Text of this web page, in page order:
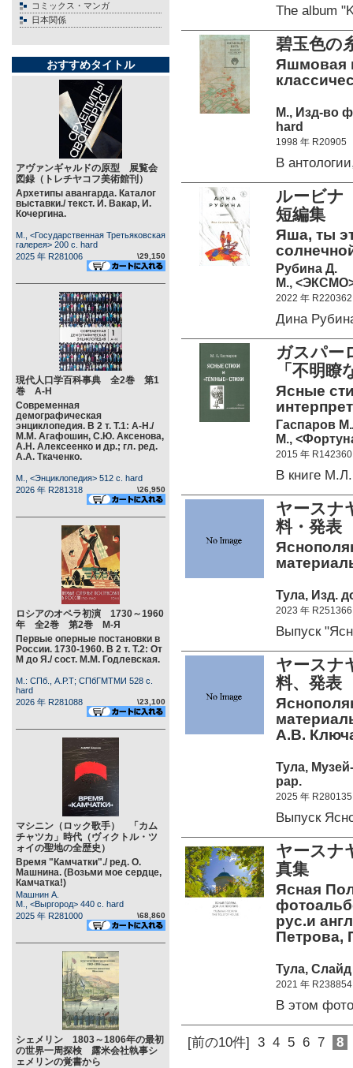
コミックス・マンガ
日本関係
おすすめタイトル
アヴァンギャルドの原型 展覧会
図録（トレチヤコフ美術館刊）
Архетипы авангарда. Каталог
выставки./ текст. И. Вакар, И.
Кочергина.
М., <Государственная Третьяковская
галерея> 200 c. hard
2025 年 R281006
\29,150
現代人口学百科事典 全2巻 第1
巻 А-Н
Современная
демографическая
энциклопедия. В 2 т. Т.1: А-Н./
М.М. Агафошин, С.Ю. Аксенова,
А.Н. Алексеенко и др.; гл. ред.
А.А. Ткаченко.
М., <Энциклопедия> 512 c. hard
2026 年 R281318
\26,950
ロシアのオペラ初演 1730～1960
年 全2巻 第2巻 М-Я
Первые оперные постановки в
России. 1730-1960. В 2 т. Т.2: От
М до Я./ сост. М.М. Годлевская.
М.: СПб., А.Р.Т; СПбГМТМИ 528 c.
hard
2026 年 R281088
\23,100
マシニン（ロック歌手） 「カム
チャツカ」時代（ヴィクトル・ツ
ォイの聖地の全歴史）
Время "Камчатки"./ ред. О.
Машнина. (Возьми мое сердце,
Камчатка!)
Машнин А.
М., <Выргород> 440 c. hard
2025 年 R281000
\68,860
シェメリン 1803～1806年の最初
の世界一周探検 露米会社執事シ
ェメリンの覚書から
The album
碧玉色の
Яшмовая
М., Изд-во
hard
1998 年 R20905
В
ルービ
短編集
Яша, ты
Рубина Д.
М.,
2022 年 R220362
Дина
ガスパー
「不明
Ясные
Гаспаров
М.,
2015 年 R142360
В книге
ヤース
料・発表
Тула, Изд.
2023 年 R251366
Выпуск
ヤース
料、発表
А.В.
Тула,
pap.
2025 年 R280135
Выпуск
ヤース
真集
Ясная
рус.и
Петрова,
Тула,
2021 年 R238854
В этом
[前の10件] 3 4 5 6 7 8